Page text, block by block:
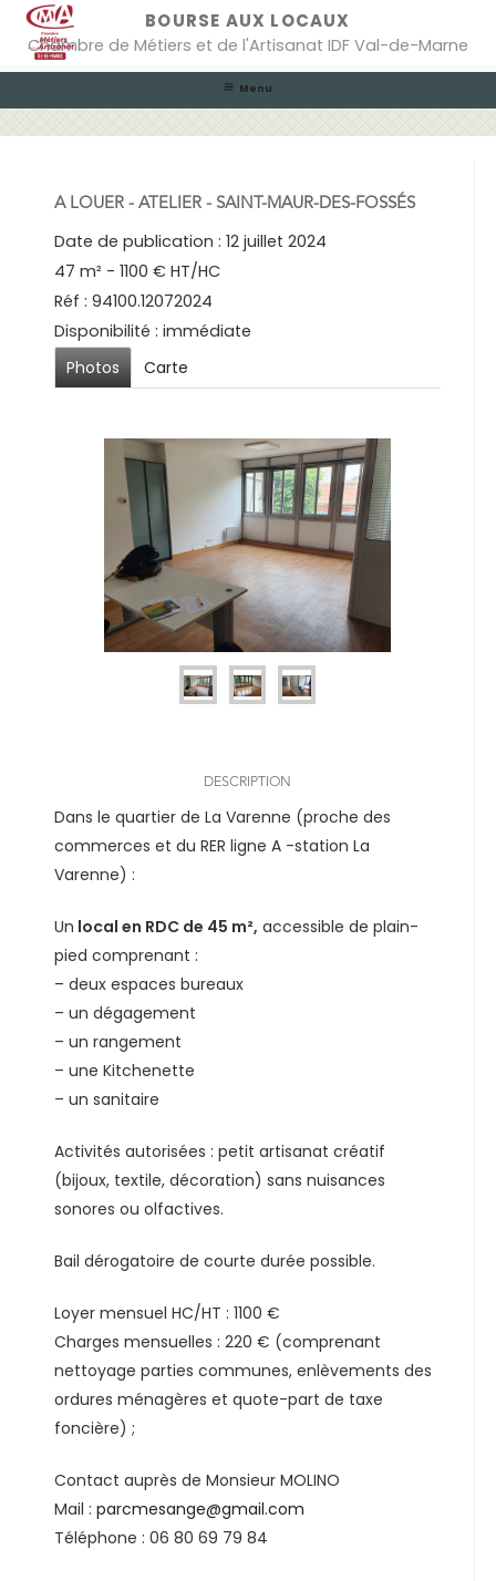
content
BOURSE AUX LOCAUX
Chambre de Métiers et de l'Artisanat IDF Val-de-Marne
Menu
A LOUER - ATELIER - SAINT-MAUR-DES-FOSSÉS
Date de publication : 12 juillet 2024
47 m² - 1100 € HT/HC
Réf : 94100.12072024
Disponibilité : immédiate
Photos
Carte
DESCRIPTION
Dans le quartier de La Varenne (proche des
commerces et du RER ligne A -station La
Varenne) :
Un local en RDC de 45 m², accessible de plain-
pied comprenant :
– deux espaces bureaux
– un dégagement
– un rangement
– une Kitchenette
– un sanitaire
Activités autorisées : petit artisanat créatif
(bijoux, textile, décoration) sans nuisances
sonores ou olfactives.
Bail dérogatoire de courte durée possible.
Loyer mensuel HC/HT : 1100 €
Charges mensuelles : 220 € (comprenant
nettoyage parties communes, enlèvements des
ordures ménagères et quote-part de taxe
foncière) ;
Contact auprès de Monsieur MOLINO
Mail :parcmesange@gmail.com
Téléphone : 06 80 69 79 84